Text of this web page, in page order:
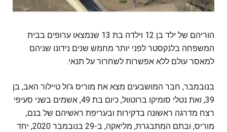
הוריהם של ילד בן 12 וילדה בת 13 שנמצאו ערופים בבית
המשפחה בלנקסטר לפני יותר מחמש שנים נידונו שניהם
למאסר עולם ללא אפשרות לשחרור על תנאי.
בנובמבר, חבר המושבעים מצא את מוריס ג'ול טיילור האב, בן
39, ואת נטלי סומיקו ברוטוול, כיום בת 49, אשמים בשני סעיפי
רצח מדרגה ראשונה בדקירות ובעריפת ראשיהם של בנם,
מוריס, ובתם המתבגרת, מליאקה, ב-29 בנובמבר 2020, יחד